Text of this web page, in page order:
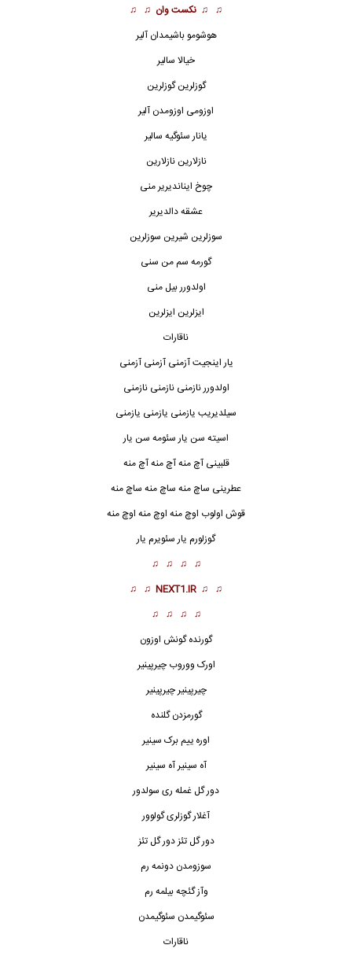
♫ ♫ نکست وان ♫ ♫
هوشومو باشیمدان آلیر
خیالا سالیر
گوزلرین گوزلرین
اوزومی اوزومدن آلیر
یانار سئوگیه سالیر
نازلارین نازلارین
چوخ ایناندیریر منی
عشقه دالدیریر
سوزلرین شیرین سوزلرین
گورمه سم من سنی
اولدورر بیل منی
ایزلرین ایزلرین
ناقارات
یار اینجیت آزمنی آزمنی آزمنی
اولدورر نازمنی نازمنی نازمنی
سیلدیریب یازمنی یازمنی یازمنی
اسیته سن یار سئومه سن یار
قلبینی آچ منه آچ منه آچ منه
عطرینی ساچ منه ساچ منه ساچ منه
قوش اولوب اوچ منه اوچ منه اوچ منه
گوزلورم یار سئویرم یار
♫ ♫ ♫ ♫
♫ ♫
NEXT1.IR
♫ ♫
♫ ♫ ♫ ♫
گورنده گونش اوزون
اورک ووروب چیرپینیر
چیرپینیر چیرپینیر
گورمزدن گلنده
اوره ییم برک سینیر
آه سینیر آه سینیر
دور گل غمله ری سولدور
آغلار گوزلری گولوور
دور گل تئز دور گل تئز
سوزومدن دونمه رم
وآز گئچه بیلمه رم
سئوگیمدن سئوگیمدن
ناقارات